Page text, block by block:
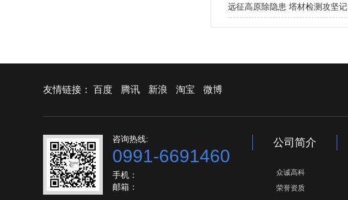
务
远征高原除隐患 塔材检测攻坚记
友情链接： 百度 腾讯 新浪 淘宝 微博
咨询热线:
0991-6691460
手机：
邮箱：
公司简介
众诚高科
荣誉资质